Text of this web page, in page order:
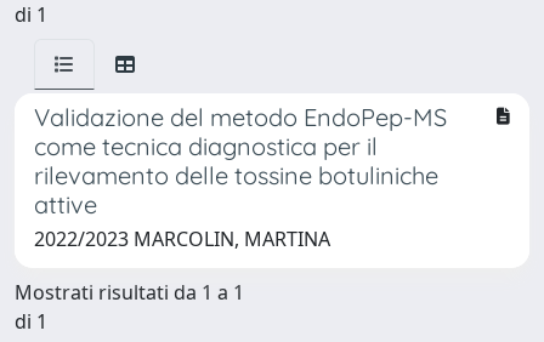
di 1
Validazione del metodo EndoPep-MS
come tecnica diagnostica per il
rilevamento delle tossine botuliniche
attive
2022/2023 MARCOLIN, MARTINA
Mostrati risultati da 1 a 1
di 1